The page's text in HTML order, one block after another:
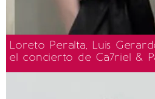
Loreto Peralta, Luis
el concierto de Ca7riel &